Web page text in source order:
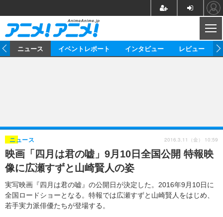
ゲーム グッズ
イベント
海外イベント ビジネス
俳優・タレント アーティスト
ビジネス
アニメ 実写
書評
ゲーム 座談会
動画
アニメ！アニメ！TV ABEMA Cafe
ニュース イベントレポート インタビュー レビュー
映画「四月は君の嘘」9月10日全国公開 特報映
像に広瀬すずと山崎賢人の姿
実写映画『四月は君の嘘』の公開日が決定した。2016年9月10日に
全国ロードショーとなる。特報では広瀬すずと山崎賢人をはじめ、
若手実力派俳優たちが登場する。
ニュース 2016.3.11（金） 10:59